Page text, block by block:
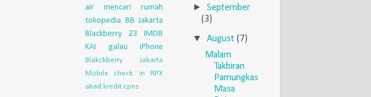
air
mencari rumah
tokopedia BB Jakarta
Blackberry Z3
IMDB
KAI
galau iPhone
Blakckberry Jakarta
Mobile check in
RPX
akad kredit cpns
►September
(3)
▼August(7)
Malam
Takbiran
Pamungkas
Masa